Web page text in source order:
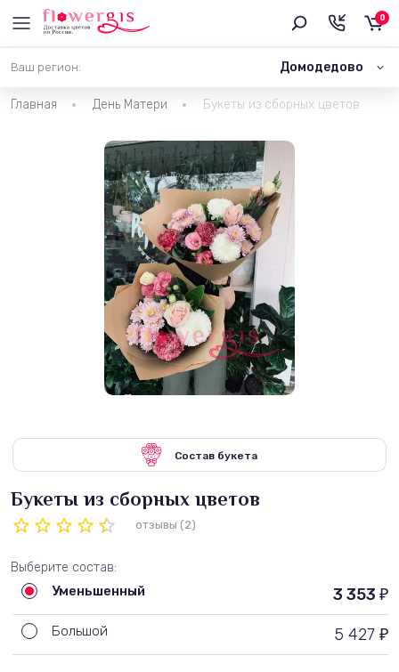
Ваш регион: Домодедово
0
Главная День Матери Букеты из сборных цветов
Состав букета
Букеты из сборных цветов
отзывы (2)
Выберите состав:
Уменьшенный 3 353 ₽
Большой 5 427 ₽